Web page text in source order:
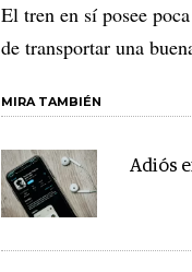
El tren en sí posee
de transportar una
MIRA TAMBIÉN
Adiós